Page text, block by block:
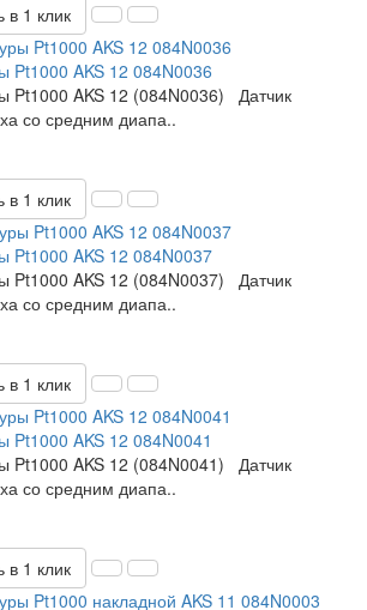
в 1 клик
Pt1000 AKS 12 084N0036
Pt1000 AKS 12 (084N0036) Датчик
со средним диапа..
в 1 клик
Pt1000 AKS 12 084N0037
Pt1000 AKS 12 (084N0037) Датчик
со средним диапа..
в 1 клик
Pt1000 AKS 12 084N0041
Pt1000 AKS 12 (084N0041) Датчик
со средним диапа..
в 1 клик